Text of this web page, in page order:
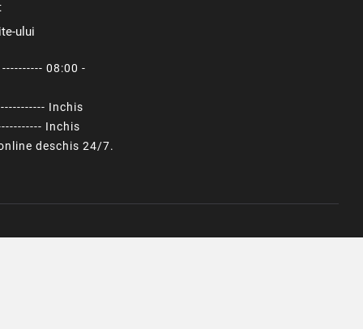
ului
08:00 -
Inchis
Inchis
deschis 24/7.